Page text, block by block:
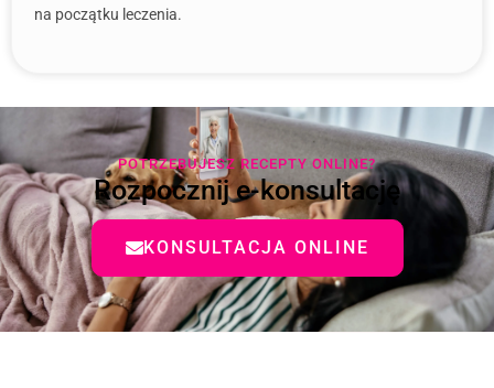
na początku leczenia.
POTRZEBUJESZ RECEPTY ONLINE?
Rozpocznij e-konsultację
KONSULTACJA ONLINE